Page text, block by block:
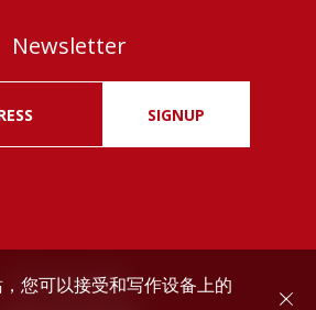
Newsletter
SIGNUP
Drink responsibly.
您可以接受和写作设备上的